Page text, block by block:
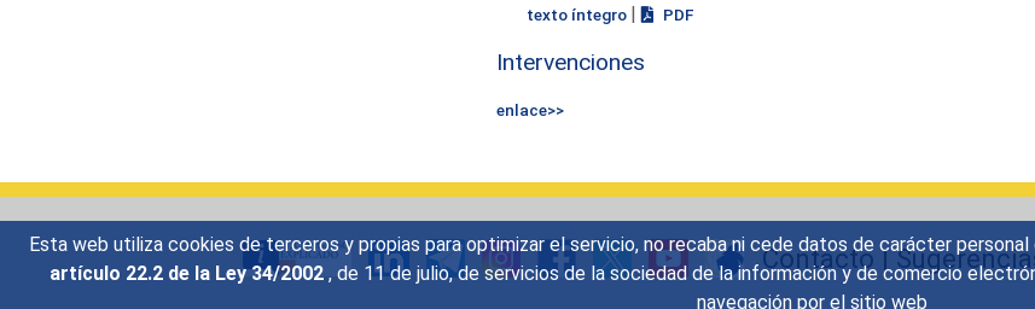
Esta web utiliza cookies de terceros y propias para optimizar el servicio, no recaba ni cede datos de carácter
artículo 22.2 de la Ley 34/2002 , de 11 de julio, de servicios de la sociedad de la información y de comercio
navegación por el sitio web
texto íntegro | PDF
Intervenciones
enlace>>
Contacto|